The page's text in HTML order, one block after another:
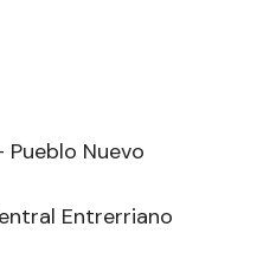
Pueblo Nuevo
Entrerriano